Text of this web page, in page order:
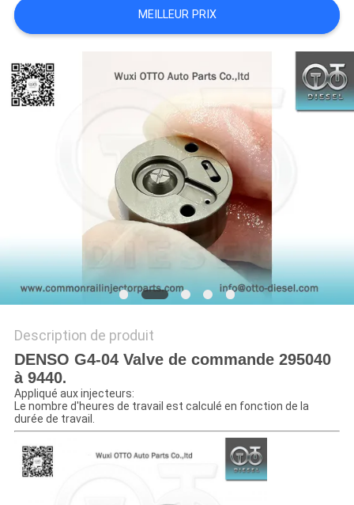
AFFAIRES
PRIVACY
POLICY
MEILLEUR PRIX
Description de produit
DENSO G4-04 Valve de commande 295040
à 9440.
Appliqué aux injecteurs:
Le nombre d'heures de travail est calculé en fonction de la
durée de travail.